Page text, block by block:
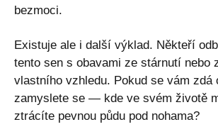
bezmoci.
Existuje ale i další výklad. Někteří
tento sen s obavami ze stárnutí nebo
vlastního vzhledu. Pokud se vám zdá
zamyslete se — kde ve svém životě
ztrácíte pevnou půdu pod nohama?